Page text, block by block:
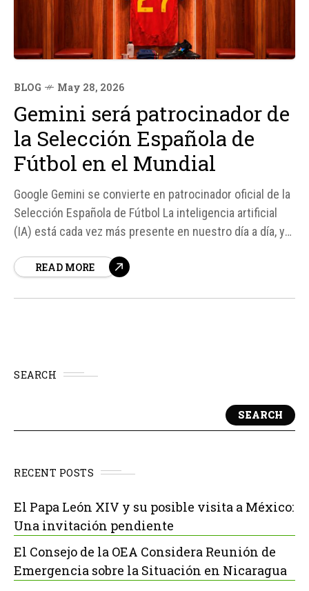
BLOG May 28, 2026
Gemini será patrocinador de
la Selección Española de
Fútbol en el Mundial
Google Gemini se convierte en patrocinador oficial de la
Selección Española de Fútbol La inteligencia artificial
(IA) está cada vez más presente en nuestro día a día, y
mundo del deporte. Según fuentes, Google ha
READ MORE
SEARCH
SEARCH
RECENT POSTS
El Papa León XIV y su posible visita a México:
Una invitación pendiente
El Consejo de la OEA Considera Reunión de
Emergencia sobre la Situación en Nicaragua